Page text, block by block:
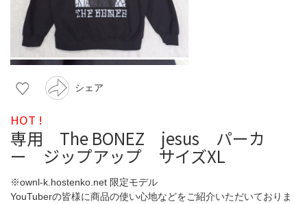
シェア
HOT !
専用 The BONEZ jesus パーカ
ー ジップアップ サイズXL
※ownl-k.hostenko.net 限定モデル
YouTuberの皆様に商品の使い心地などをご紹介いただいておりま